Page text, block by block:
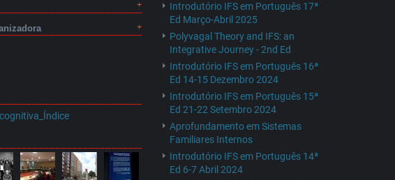
Introdutório IFS em Português 17ª
Ed Março-Abril 2025
Polyvagal Theory and IFS: an
Integrative Journey - 2nd Ed
Introdutório IFS em Português 16ª
Ed 14-15 Dezembro 2024
Introdutório IFS em Português 15ª
Ed 21-22 Setembro 2024
Aprofundamento em Sistemas
Familiares Internos
Introdutório IFS em Português 14ª
Ed 6-7 Abril 2024